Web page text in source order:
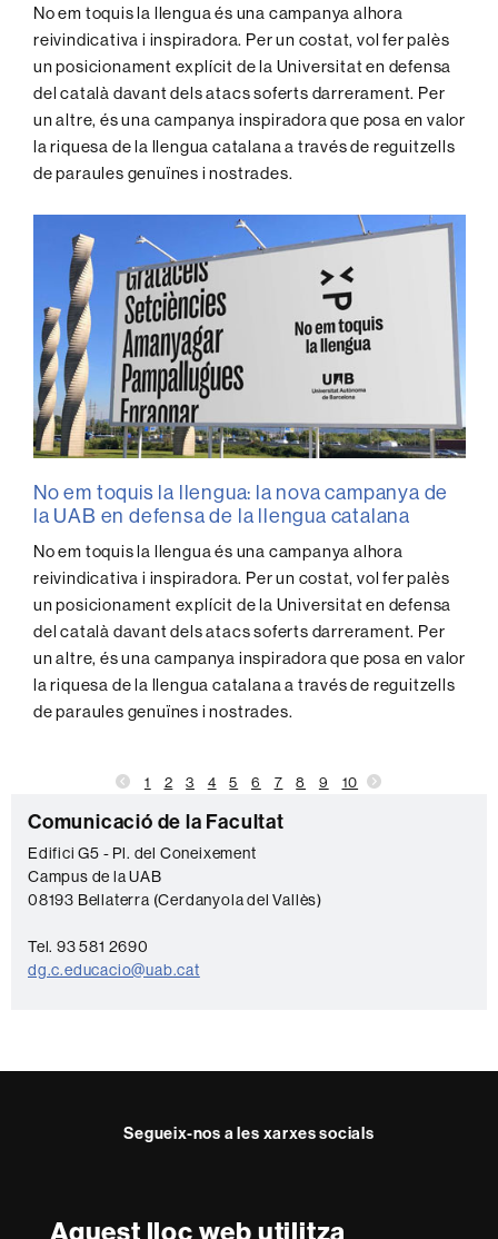
Aquest lloc web utilitza
No em toquis la llengua és una campanya alhora
reivindicativa i inspiradora. Per un costat, vol fer palès
un posicionament explícit de la Universitat en defensa
del català davant dels atacs soferts darrerament. Per
un altre, és una campanya inspiradora que posa en valor
la riquesa de la llengua catalana a través de reguitzells
de paraules genuïnes i nostrades.
No em toquis la llengua: la nova campanya de
la UAB en defensa de la llengua catalana
No em toquis la llengua és una campanya alhora
reivindicativa i inspiradora. Per un costat, vol fer palès
un posicionament explícit de la Universitat en defensa
del català davant dels atacs soferts darrerament. Per
un altre, és una campanya inspiradora que posa en valor
la riquesa de la llengua catalana a través de reguitzells
de paraules genuïnes i nostrades.
1 2 3 4 5 6 7 8 9 10
Informació
complementària
C
o
n
a
c
Comunicació de la Facultat
Edifici G5 - Pl. del Coneixement
Campus de la UAB
08193 Bellaterra (Cerdanyola del Vallès)
Tel. 93 581 2690
dg.c.educacio@uab.cat
Segueix-nos a les xarxes socials